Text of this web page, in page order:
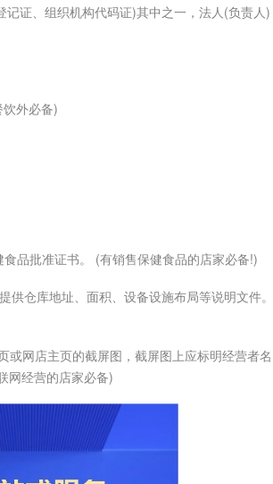
证、组织机构代码证)其中之一，法人(负责人)
外必备)
品批准证书。 (有销售保健食品的店家必备!)
仓库地址、面积、设备设施布局等说明文件。
网店主页的截屏图，截屏图上应标明经营者名
网经营的店家必备)